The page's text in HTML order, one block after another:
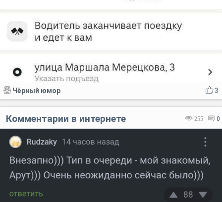
3
Чёрный юмор
255 0
Комментарии в интернете